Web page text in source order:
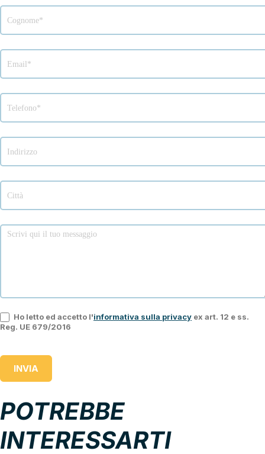
Ho letto ed accetto l'informativa sulla privacy ex art. 12 e ss.
Reg. UE 679/2016
INVIA
POTREBBE
INTERESSARTI